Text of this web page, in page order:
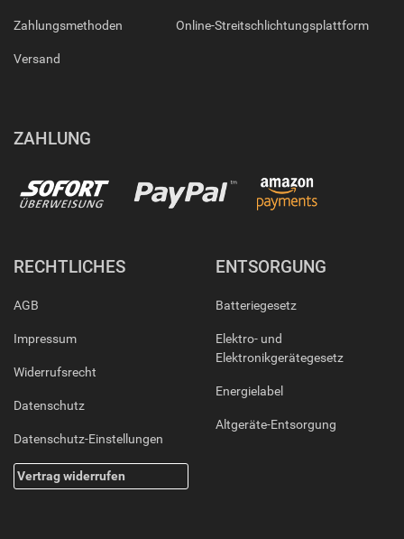
Zahlungsmethoden
Versand
Online-Streitschlichtungsplattform
ZAHLUNG
RECHTLICHES
AGB
Impressum
Widerrufsrecht
Datenschutz
Datenschutz-Einstellungen
Vertrag widerrufen
ENTSORGUNG
Batteriegesetz
Elektro- und
Elektronikgerätegesetz
Energielabel
Altgeräte-Entsorgung